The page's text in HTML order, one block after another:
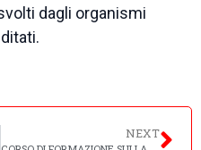
dagli organismi
NEXT